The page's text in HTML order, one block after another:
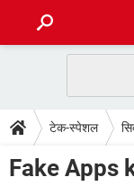
फोन पर अकाउंट बैलेंस चेक
WhatsApp Hack हो गया?
टेक-स्पेशल
2020 के फ्री एंटीवायरस
बेस्ट फ्री ऑनलाइन गेम्स
डाउनलोड
टेक-स्पेशल
Fake Apps